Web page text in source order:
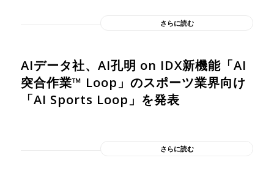
さらに読む
AIデータ社、AI孔明 on IDX新機能「AI
突合作業™︎ Loop」のスポーツ業界向け
「AI Sports Loop」を発表
さらに読む